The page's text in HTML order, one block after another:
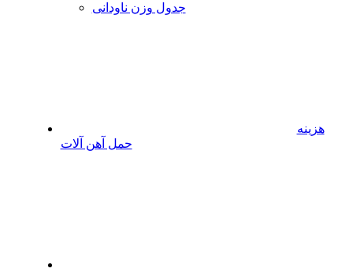
جدول وزن ناودانی
هزینه
حمل آهن آلات